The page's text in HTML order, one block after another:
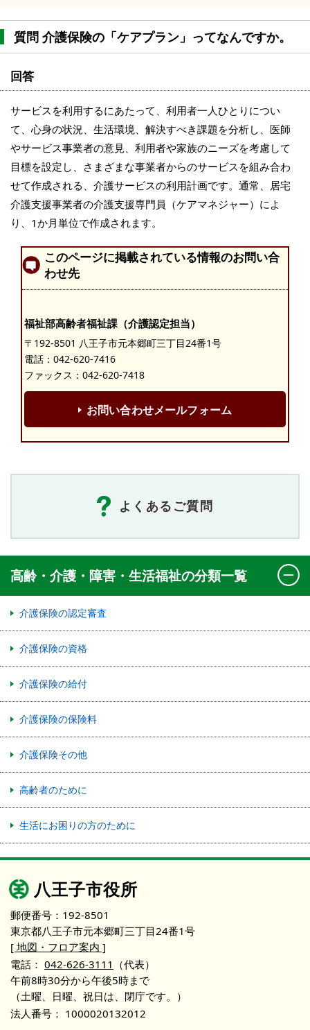
質問 介護保険の「ケアプラン」ってなんですか。
回答
サービスを利用するにあたって、利用者一人ひとりについ
て、心身の状況、生活環境、解決すべき課題を分析し、医師
やサービス事業者の意見、利用者や家族のニーズを考慮して
目標を設定し、さまざまな事業者からのサービスを組み合わ
せて作成される、介護サービスの利用計画です。通常、居宅
介護支援事業者の介護支援専門員（ケアマネジャー）によ
り、1か月単位で作成されます。
このページに掲載されている情報のお問い合
わせ先
福祉部高齢者福祉課（介護認定担当）
〒192-8501 八王子市元本郷町三丁目24番1号
電話： 042-620-7416
ファックス：042-620-7418
お問い合わせメールフォーム
よくあるご質問
高齢・介護・障害・生活福祉の分類一覧
介護保険の認定審査
介護保険の資格
介護保険の給付
介護保険の保険料
介護保険その他
高齢者のために
生活にお困りの方のために
八王子市役所
郵便番号：192-8501
東京都八王子市元本郷町三丁目24番1号
[ 地図・フロア案内 ]
電話： 042-626-3111 （代表）
午前8時30分から午後5時まで
（土曜、日曜、祝日は、閉庁です。）
法人番号： 1000020132012